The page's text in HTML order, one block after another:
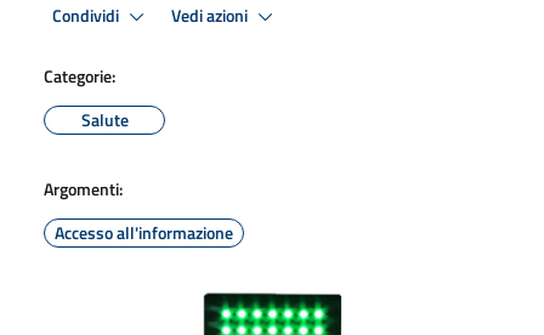
Condividi Vedi azioni
Categorie:
Salute
Argomenti:
Accesso all'informazione